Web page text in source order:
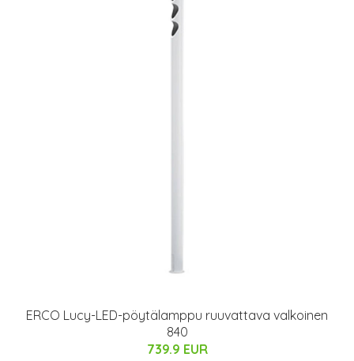
ERCO Lucy-LED-pöytälamppu ruuvattava valkoinen
840
739.9 EUR